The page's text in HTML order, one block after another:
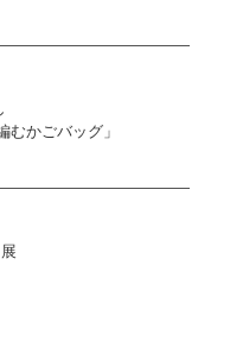
むかごバッグ」